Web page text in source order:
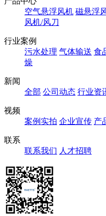
空气悬浮风机 磁悬浮
风机/风刀
行业案例
污水处理 气体输送 食
燥
新闻
全部 公司动态 行业资
视频
案例实拍 企业宣传 产
联系
联系我们 人才招聘